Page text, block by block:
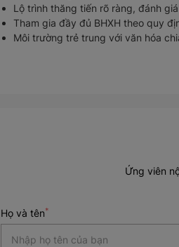
Lộ trình thăng tiến rõ ràng, đánh
Tham gia đầy đủ BHXH theo quy
Môi trường trẻ trung với văn hóa
Ứng viên
Họ và tên*